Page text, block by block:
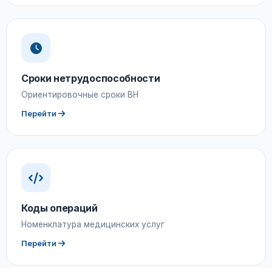
Сроки нетрудоспособности
Ориентировочные сроки ВН
Перейти
Коды операций
Номенклатура медицинских услуг
Перейти